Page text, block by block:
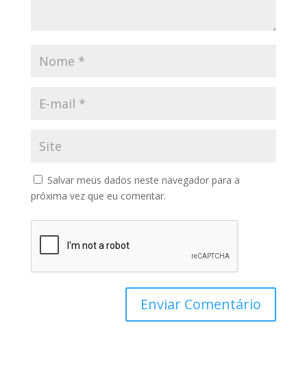
Salvar meus dados neste navegador para a
próxima vez que eu comentar.